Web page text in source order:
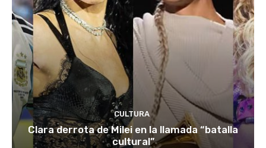
CULTURA
Clara derrota de Milei en la llamada “batalla
cultural”